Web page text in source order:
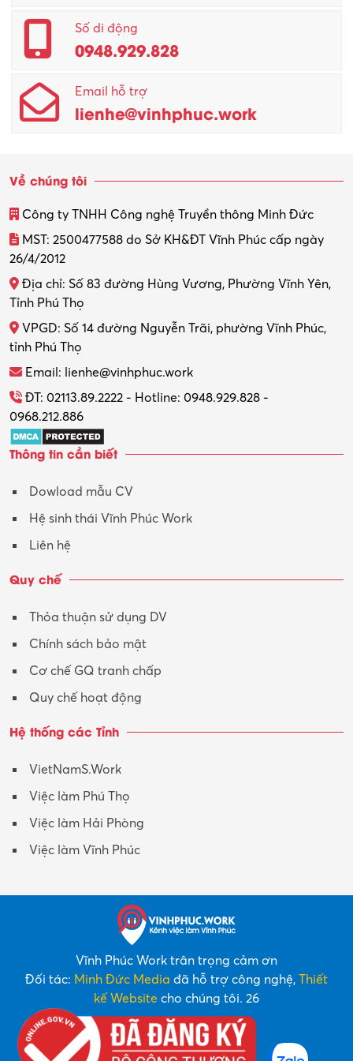
Quản lý – Giám đốc
Quản lý chất lượng – QC
Quản lý sản xuất
Quản trị kinh doanh
Thiết kế nội thất
Thợ máy – Ô tô – Xe máy
Thực tập
Tổ chức sự kiện – Quà tặng
Trợ lý
Tư vấn
Tư vấn – Kiến trúc
Y tế-Dược
Số di động
0948.929.828
Email hỗ trợ
lienhe@vinhphuc.work
Về chúng tôi
Công ty TNHH Công nghệ Truyền thông Minh Đức
MST: 2500477588 do Sở KH&ĐT Vĩnh Phúc cấp ngày
26/4/2012
Địa chỉ: Số 83 đường Hùng Vương, Phường Vĩnh Yên,
Tỉnh Phú Thọ
VPGD: Số 14 đường Nguyễn Trãi, phường Vĩnh Phúc,
tỉnh Phú Thọ
Email: lienhe@vinhphuc.work
ĐT: 02113.89.2222 - Hotline: 0948.929.828 -
0968.212.886
Thông tin cần biết
Dowload mẫu CV
Hệ sinh thái Vĩnh Phúc Work
Liên hệ
Quy chế
Thỏa thuận sử dụng DV
Chính sách bảo mật
Cơ chế GQ tranh chấp
Quy chế hoạt động
Hệ thống các Tỉnh
VietNamS.Work
Việc làm Phú Thọ
Việc làm Hải Phòng
Việc làm Vĩnh Phúc
Vĩnh Phúc Work trân trọng cảm ơn
Đối tác: Minh Đức Media đã hỗ trợ công nghệ, Thiết
kế Website cho chúng tôi. 26